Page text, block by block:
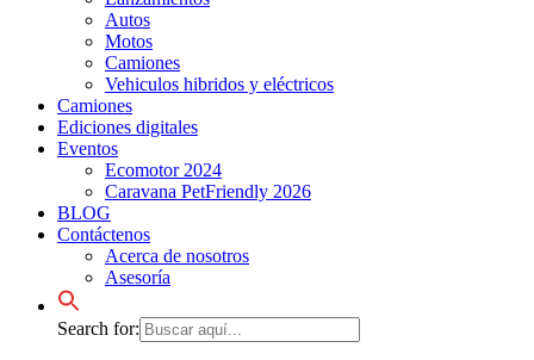
Autos
Motos
Camiones
Vehiculos hibridos y eléctricos
Camiones
Ediciones digitales
Eventos
Ecomotor 2024
Caravana PetFriendly 2026
BLOG
Contáctenos
Acerca de nosotros
Asesoría
Search for: